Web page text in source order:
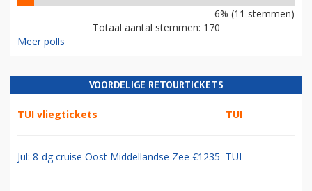
6% (11 stemmen)
Totaal aantal stemmen: 170
Meer polls
VOORDELIGE RETOURTICKETS
TUI vliegtickets TUI
Jul: 8-dg cruise Oost Middellandse Zee €1235 TUI